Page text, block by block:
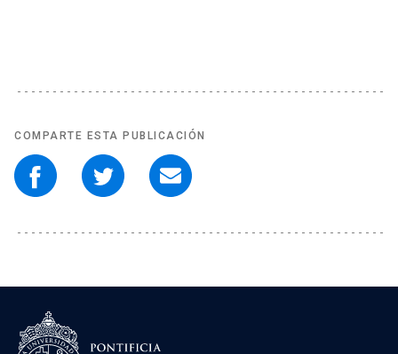
COMPARTE ESTA PUBLICACIÓN